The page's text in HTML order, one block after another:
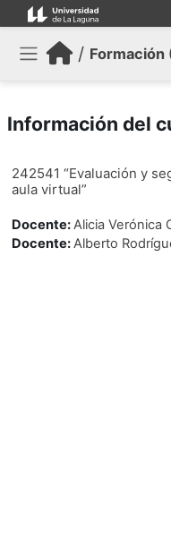
Salta al contenido principal
/
Información del
242541 “Evaluación y
aula virtual”
Docente:Alicia Verónica
Docente:Alberto